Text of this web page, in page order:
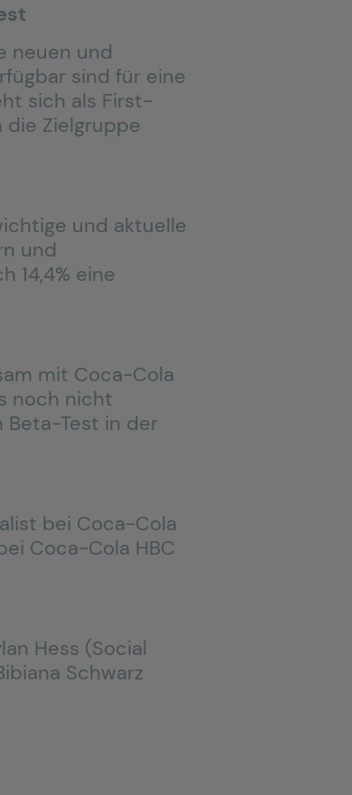
neuen und
sind für eine
sich als First-
Zielgruppe
und aktuelle
und
14,4% eine
mit Coca-Cola
noch nicht
Beta-Test in der
bei Coca-Cola
Coca-Cola HBC
Hess (Social
Schwarz